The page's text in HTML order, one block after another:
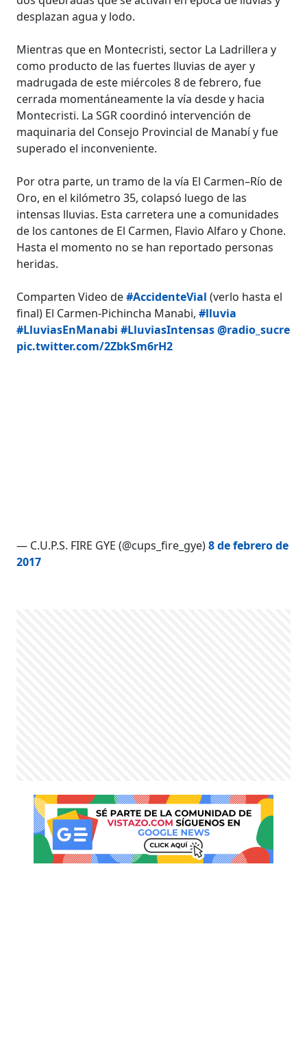
desplazan agua y lodo.
Mientras que en Montecristi, sector La Ladrillera y
como producto de las fuertes lluvias de ayer y
madrugada de este miércoles 8 de febrero, fue
cerrada momentáneamente la vía desde y hacia
Montecristi. La SGR coordinó intervención de
maquinaria del Consejo Provincial de Manabí y fue
superado el inconveniente.
Por otra parte, un tramo de la vía El Carmen–Río de
Oro, en el kilómetro 35, colapsó luego de las
intensas lluvias. Esta carretera une a comunidades
de los cantones de El Carmen, Flavio Alfaro y Chone.
Hasta el momento no se han reportado personas
heridas.
Comparten Video de#AccidenteVial (verlo hasta el
final) El Carmen-Pichincha Manabi,#lluvia
#LluviasEnManabi #LluviasIntensas@radio_sucre
pic.twitter.com/2ZbkSm6rH2
— C.U.P.S. FIRE GYE (@cups_fire_gye)8 de febrero de
2017